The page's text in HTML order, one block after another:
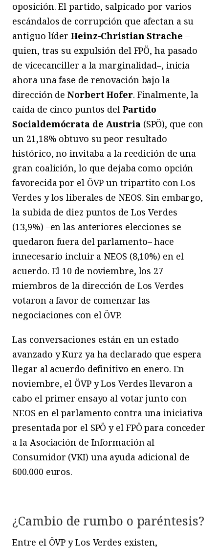
oposición. El partido, salpicado por varios
escándalos de corrupción que afectan a su
antiguo líderHeinz-Christian Strache –
quien, tras su expulsión del FPÖ, ha pasado
de vicecanciller a la marginalidad–, inicia
ahora una fase de renovación bajo la
dirección deNorbert Hofer. Finalmente, la
caída de cinco puntos del Partido
Socialdemócrata de Austria(SPÖ), que con
un 21,18% obtuvo su peor resultado
histórico, no invitaba a la reedición de una
gran coalición, lo que dejaba como opción
favorecida por el ÖVP un tripartito con Los
Verdes y los liberales de NEOS. Sin embargo,
la subida de diez puntos de Los Verdes
(13,9%) –en las anteriores elecciones se
quedaron fuera del parlamento– hace
innecesario incluir a NEOS (8,10%) en el
acuerdo. El 10 de noviembre, los 27
miembros de la dirección de Los Verdes
votaron a favor de comenzar las
negociaciones con el ÖVP.
Las conversaciones están en un estado
avanzado y Kurz ya ha declarado que espera
llegar al acuerdo definitivo en enero. En
noviembre, el ÖVP y Los Verdes llevaron a
cabo el primer ensayo al votar junto con
NEOS en el parlamento contra una iniciativa
presentada por el SPÖ y el FPÖ para conceder
a la Asociación de Información al
Consumidor (VKI) una ayuda adicional de
600.000 euros.
¿Cambio de rumbo o paréntesis?
Entre el ÖVP y Los Verdes existen,